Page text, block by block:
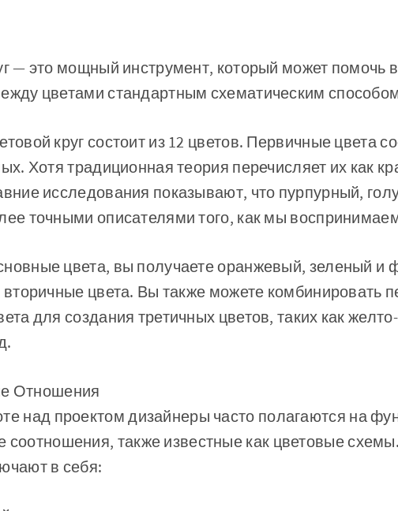
— это мощный инструмент, который может помочь
цветами стандартным схематическим
круг состоит из 12 цветов. Первичные цвета
Хотя традиционная теория перечисляет их как
исследования показывают, что пурпурный,
точными описателями того, как мы
цвета, вы получаете оранжевый, зеленый и
вторичные цвета. Вы также можете комбинировать
для создания третичных цветов, таких как
Отношения
над проектом дизайнеры часто полагаются на
соотношения, также известные как цветовые
в себя: